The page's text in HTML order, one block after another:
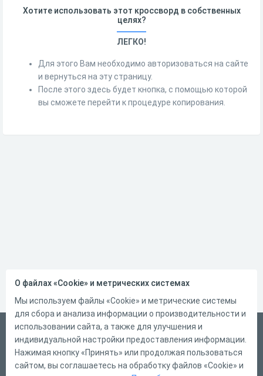
Хотите использовать этот кроссворд в собственных
целях?
ЛЕГКО!
Для этого Вам необходимо авторизоваться на сайте
и вернуться на эту страницу.
После этого здесь будет кнопка, с помощью которой
вы сможете перейти к процедуре копирования.
Русский
Справка
Форма обратной связи
О файлах «Cookie» и метрических системах
Мы используем файлы «Cookie» и метрические системы
для сбора и анализа информации о производительности и
использовании сайта, а также для улучшения и
индивидуальной настройки предоставления информации.
Нажимая кнопку «Принять» или продолжая пользоваться
сайтом, вы соглашаетесь на обработку файлов «Cookie» и